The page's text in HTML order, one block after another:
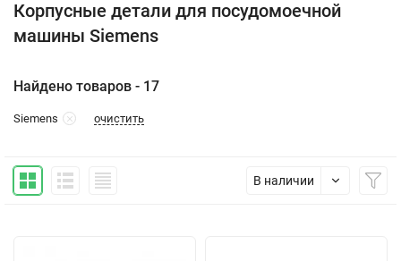
Корпусные детали для посудомоечной
машины Siemens
Найдено товаров - 17
Siemens очистить
В наличии